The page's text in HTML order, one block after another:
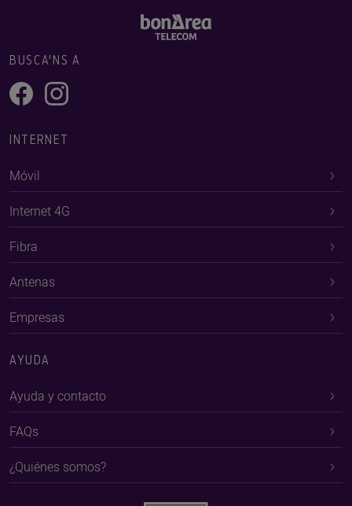
BUSCA'NS A
INTERNET
Móvil
Internet 4G
Fibra
Antenas
Empresas
AYUDA
Ayuda y contacto
FAQs
¿Quiénes somos?